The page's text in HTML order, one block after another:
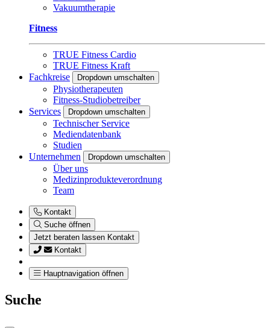
Vakuumtherapie
Fitness
TRUE Fitness Cardio
TRUE Fitness Kraft
Fachkreise
Dropdown umschalten
Physiotherapeuten
Fitness-Studiobetreiber
Services
Dropdown umschalten
Technischer Service
Mediendatenbank
Studien
Unternehmen
Dropdown umschalten
Über uns
Medizinprodukteverordnung
Team
Kontakt
Suche öffnen
Jetzt beraten lassen Kontakt
Kontakt
Hauptnavigation öffnen
Suche